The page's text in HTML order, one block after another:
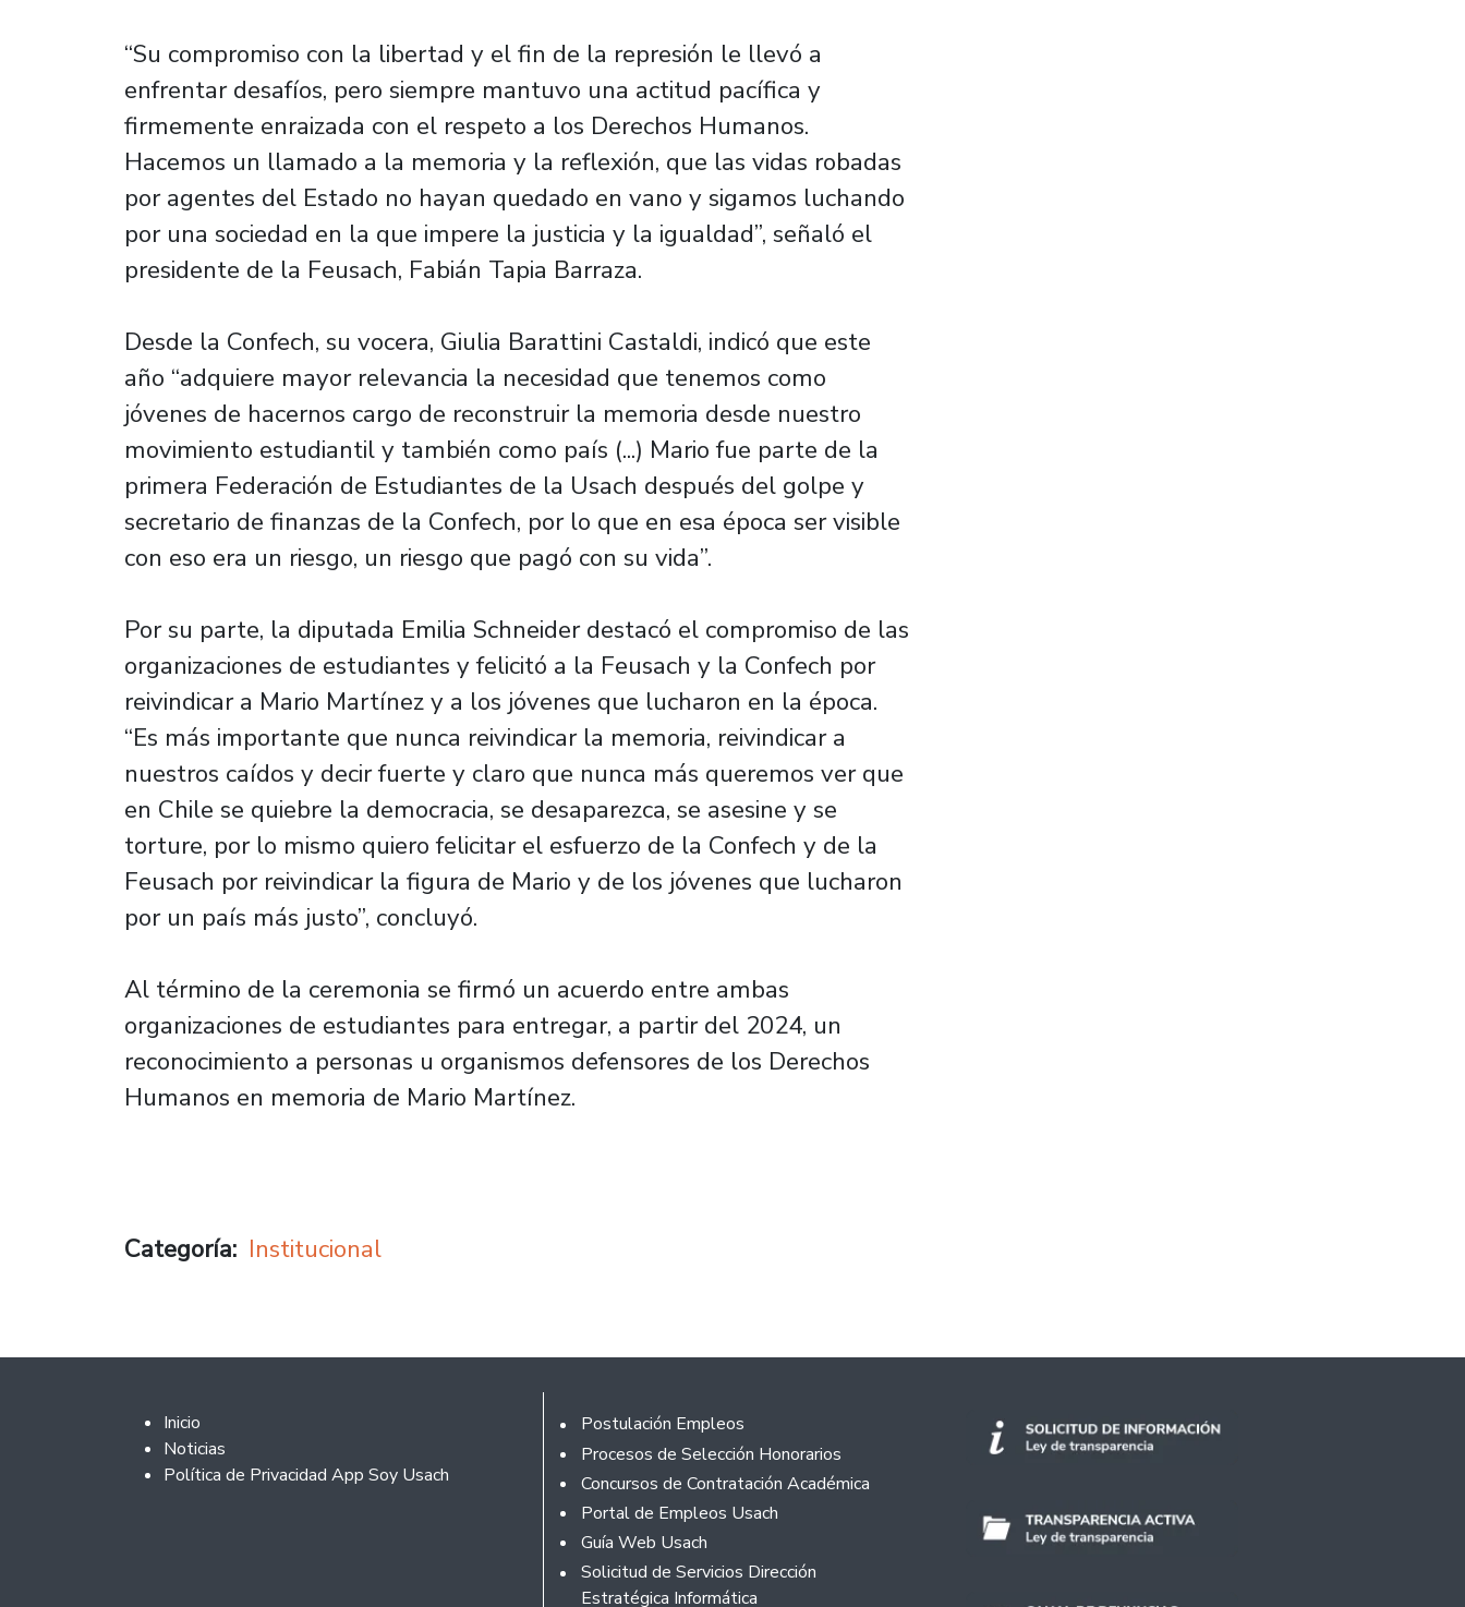
“Su compromiso con la libertad y el fin de la represión le llevó a
enfrentar desafíos, pero siempre mantuvo una actitud pacífica y
firmemente enraizada con el respeto a los Derechos Humanos.
Hacemos un llamado a la memoria y la reflexión, que las vidas robadas
por agentes del Estado no hayan quedado en vano y sigamos luchando
por una sociedad en la que impere la justicia y la igualdad”, señaló el
presidente de la Feusach, Fabián Tapia Barraza.
Desde la Confech, su vocera, Giulia Barattini Castaldi, indicó que este
año “adquiere mayor relevancia la necesidad que tenemos como
jóvenes de hacernos cargo de reconstruir la memoria desde nuestro
movimiento estudiantil y también como país (...) Mario fue parte de la
primera Federación de Estudiantes de la Usach después del golpe y
secretario de finanzas de la Confech, por lo que en esa época ser visible
con eso era un riesgo, un riesgo que pagó con su vida”.
Por su parte, la diputada Emilia Schneider destacó el compromiso de las
organizaciones de estudiantes y felicitó a la Feusach y la Confech por
reivindicar a Mario Martínez y a los jóvenes que lucharon en la época.
“Es más importante que nunca reivindicar la memoria, reivindicar a
nuestros caídos y decir fuerte y claro que nunca más queremos ver que
en Chile se quiebre la democracia, se desaparezca, se asesine y se
torture, por lo mismo quiero felicitar el esfuerzo de la Confech y de la
Feusach por reivindicar la figura de Mario y de los jóvenes que lucharon
por un país más justo”, concluyó.
Al término de la ceremonia se firmó un acuerdo entre ambas
organizaciones de estudiantes para entregar, a partir del 2024, un
reconocimiento a personas u organismos defensores de los Derechos
Humanos en memoria de Mario Martínez.
Categoría Institucional
Footer 2
Inicio
Noticias
Política de Privacidad App Soy Usach
Footer
Postulación Empleos
Procesos de Selección Honorarios
Concursos de Contratación Académica
Portal de Empleos Usach
Guía Web Usach
Solicitud de Servicios Dirección
Estratégica Informática